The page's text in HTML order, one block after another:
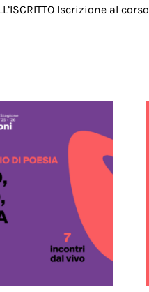
Iscrizione al